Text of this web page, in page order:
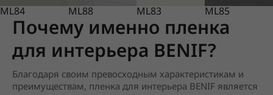
ML84 ML88 ML83 ML85
Почему именно пленка
для интерьера BENIF?
Благодаря своим превосходным характеристикам и
преимуществам, пленка для интерьера BENIF является